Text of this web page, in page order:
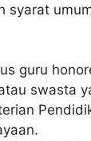
syarat
guru
swasta